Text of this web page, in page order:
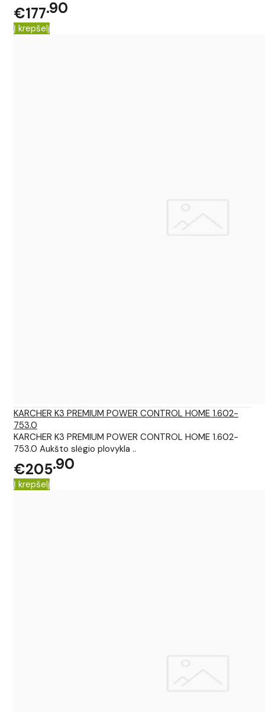
€177 90
Į krepšelį
KARCHER K3 PREMIUM POWER CONTROL HOME 1.602-
753.0
KARCHER K3 PREMIUM POWER CONTROL HOME 1.602-
753.0 Aukšto slėgio plovykla ..
€20590
Į krepšelį